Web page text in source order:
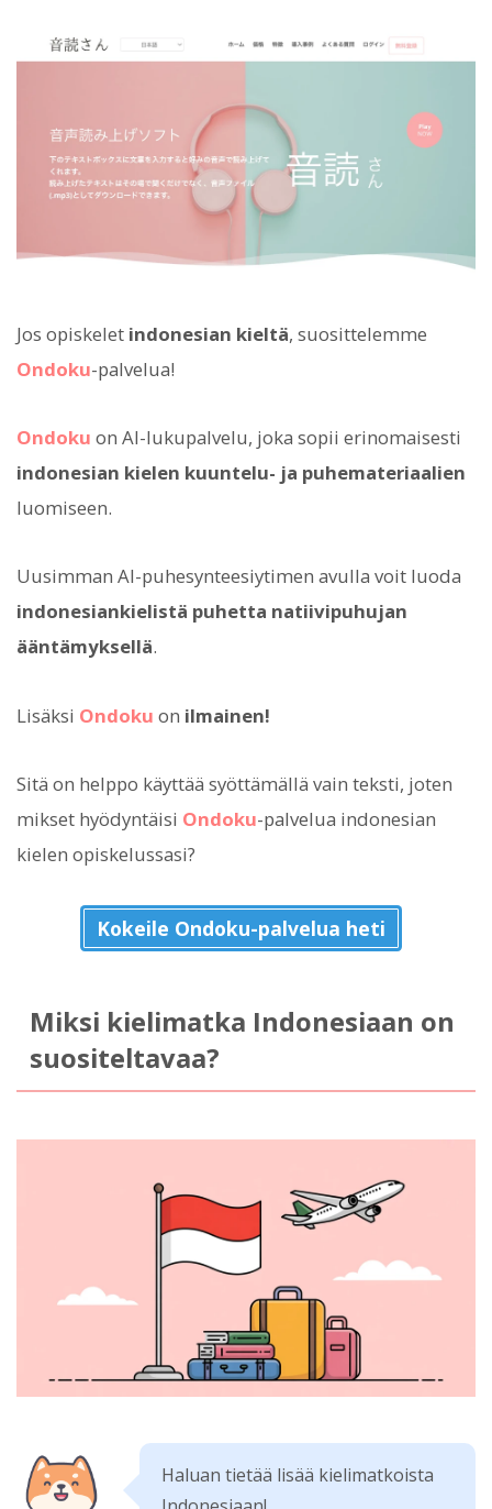
Jos opiskelet indonesian kieltä, suosittelemme
Ondoku-palvelua!
Ondoku on AI-lukupalvelu, joka sopii erinomaisesti
indonesian kielen kuuntelu- ja puhemateriaalien
luomiseen.
Uusimman AI-puhesynteesiytimen avulla voit luoda
indonesiankielistä puhetta natiivipuhujan
ääntämyksellä.
Lisäksi Ondoku on ilmainen!
Sitä on helppo käyttää syöttämällä vain teksti, joten
mikset hyödyntäisi Ondoku-palvelua indonesian
kielen opiskelussasi?
Kokeile Ondoku-palvelua heti
Miksi kielimatka Indonesiaan on
suositeltavaa?
Haluan tietää lisää kielimatkoista